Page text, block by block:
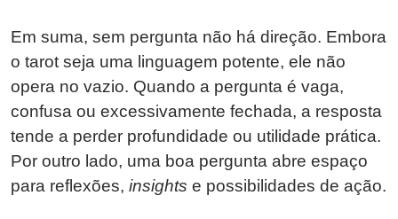
Em suma, sem pergunta não há direção. Embora
o tarot seja uma linguagem potente, ele não
opera no vazio. Quando a pergunta é vaga,
confusa ou excessivamente fechada, a resposta
tende a perder profundidade ou utilidade prática.
Por outro lado, uma boa pergunta abre espaço
para reflexões, insights e possibilidades de ação.